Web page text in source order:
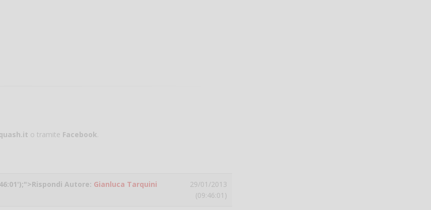
o tramite Facebook.
Autore: Gianluca Tarquini
29/01/2013
(09:46:01)